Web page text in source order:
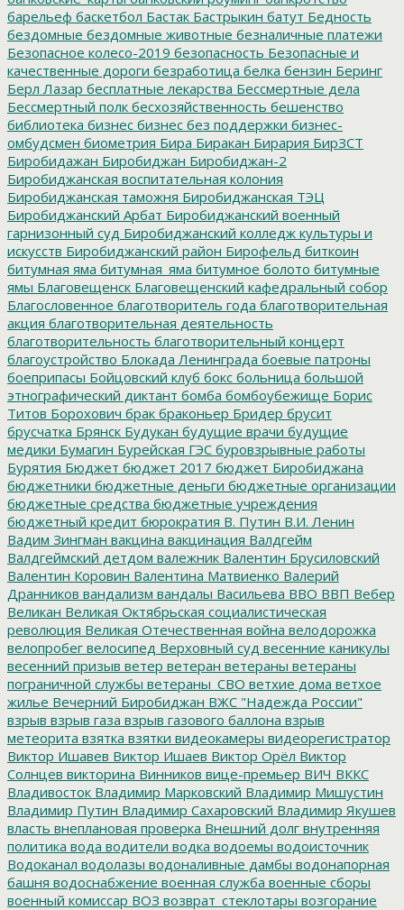
барельеф баскетбол Бастак Бастрыкин батут Бедность
бездомные бездомные животные безналичные платежи
Безопасное колесо-2019 безопасность Безопасные и
качественные дороги безработица белка бензин Беринг
Берл Лазар бесплатные лекарства Бессмертные дела
Бессмертный полк бесхозяйственность бешенство
библиотека бизнес бизнес без поддержки бизнес-
омбудсмен биометрия Бира Биракан Бирария БирЗСТ
Биробидажан Биробиджан Биробиджан-2
Биробиджанская воспитательная колония
Биробиджанская таможня Биробиджанская ТЭЦ
Биробиджанский Арбат Биробиджанский военный
гарнизонный суд Биробиджанский колледж культуры и
искусств Биробиджанский район Бирофельд биткоин
битумная яма битумная_яма битумное болото битумные
ямы Благовещенск Благовещенский кафедральный собор
Благословенное благотворитель года благотворительная
акция благотворительная деятельность
благотворительность благотворительный концерт
благоустройство Блокада Ленинграда боевые патроны
боеприпасы Бойцовский клуб бокс больница большой
этнографический диктант бомба бомбоубежище Борис
Титов Борохович брак браконьер Бридер брусит
брусчатка Брянск Будукан будущие врачи будущие
медики Бумагин Бурейская ГЭС буровзрывные работы
Бурятия Бюджет бюджет 2017 бюджет Биробиджана
бюджетники бюджетные деньги бюджетные организации
бюджетные средства бюджетные учреждения
бюджетный кредит бюрократия В. Путин В.И. Ленин
Вадим Зингман вакцина вакцинация Валдгейм
Валдгеймский детдом валежник Валентин Брусиловский
Валентин Коровин Валентина Матвиенко Валерий
Дранников вандализм вандалы Васильева ВВО ВВП Вебер
Великан Великая Октябрьская социалистическая
революция Великая Отечественная война велодорожка
велопробег велосипед Верховный суд весенние каникулы
весенний призыв ветер ветеран ветераны ветераны
пограничной службы ветераны_СВО ветхие дома ветхое
жилье Вечерний Биробиджан ВЖС "Надежда России"
взрыв взрыв газа взрыв газового баллона взрыв
метеорита взятка взятки видеокамеры видеорегистратор
Виктор Ишавев Виктор Ишаев Виктор Орёл Виктор
Солнцев викторина Винников вице-премьер ВИЧ ВККС
Владивосток Владимир Марковский Владимир Мишустин
Владимир Путин Владимир Сахаровский Владимир Якушев
власть внеплановая проверка Внешний долг внутренняя
политика вода водители водка водоемы водоисточник
Водоканал водолазы водоналивные дамбы водонапорная
башня водоснабжение военная служба военные сборы
военный комиссар ВОЗ возврат_стеклотары возгорание